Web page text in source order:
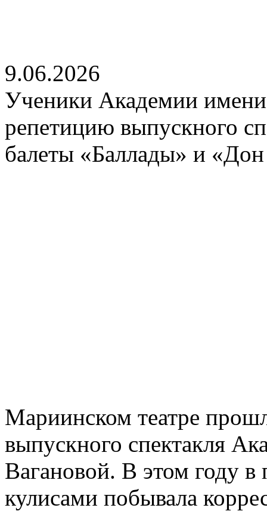
9.06.2026
Ученики Академии имени
репетицию выпускного
балеты «Баллады» и
Мариинском театре
выпускного спектакля
Вагановой. В этом году в
кулисами побывала